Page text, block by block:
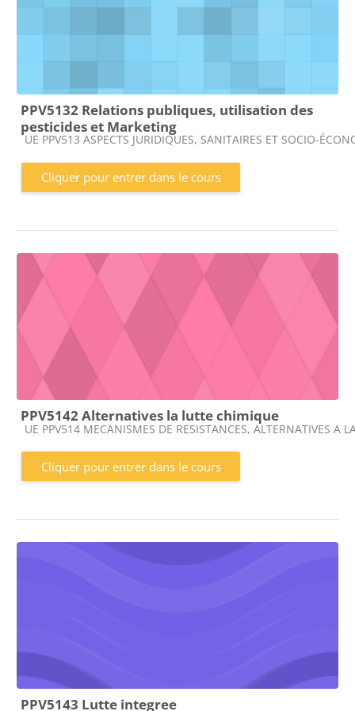
PPV5132 Relations publiques, utilisation des
pesticides et Marketing
Catégorie de cours
UE PPV513 ASPECTS JURIDIQUES, SANITAIRES ET SOCIO-
Cliquer pour entrer dans le cours
PPV5142 Alternatives la lutte chimique
Catégorie de cours
UE PPV514 MECANISMES DE RESISTANCES, ALTERNATIVES A
Cliquer pour entrer dans le cours
PPV5143 Lutte integree